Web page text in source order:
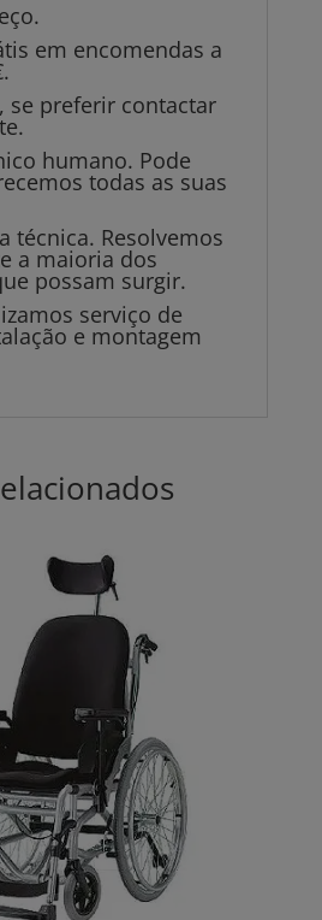
em encomendas a
se preferir contactar
humano. Pode
todas as suas
técnica. Resolvemos
a maioria dos
possam surgir.
serviço de
e montagem